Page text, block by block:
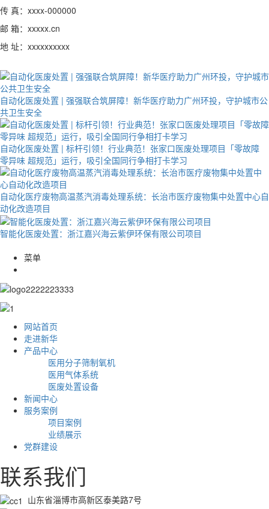
传 真：xxxx-000000
邮 箱：xxxxx.cn
地 址：xxxxxxxxxx
自动化医废处置 | 强强联合筑屏障！新华医疗助力广州环投，守护城市公
共卫生安全
自动化医废处置 | 标杆引领！行业典范！张家口医废处理项目「零故障
零异味 超规范」运行，吸引全国同行争相打卡学习
自动化医疗废物高温蒸汽消毒处理系统：长治市医疗废物集中处置中心自
动化改造项目
智能化医废处置：浙江嘉兴海云紫伊环保有限公司项目
菜单
网站首页
走进新华
产品中心
医用分子筛制氧机
医用气体系统
医废处置设备
新闻中心
服务案例
项目案例
业绩展示
党群建设
联系我们
山东省淄博市高新区泰美路7号